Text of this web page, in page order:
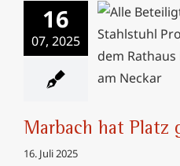
16
07, 2025
Marbach
Marbach hat Platz
16. Juli 2025